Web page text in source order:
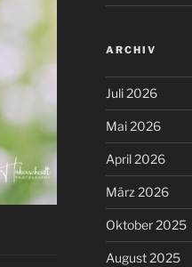
ARCHIV
Juli 2026
Mai 2026
April 2026
März 2026
Oktober 2025
August 2025